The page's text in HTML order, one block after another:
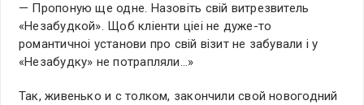
— Пропоную ще одне. Назовiть свiй витрезвитель
«Незабудкой». Щоб клiенти цiеi не дуже-то
романтичноi установи про свiй вiзит не забували i у
«Незабудку» не потрапляли…»
Так, живенько и с толком, закончили свой новогодний